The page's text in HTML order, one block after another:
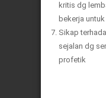
kritis dg
bekerja
Sikap
sejalan dg
profetik